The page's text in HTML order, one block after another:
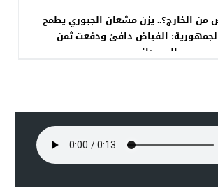
الخارج؟.. يزن مشعان الجبوري يطمح
الفياض دافئ ودفعت ثمن
السوداني